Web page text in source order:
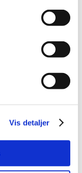
Vis detaljer